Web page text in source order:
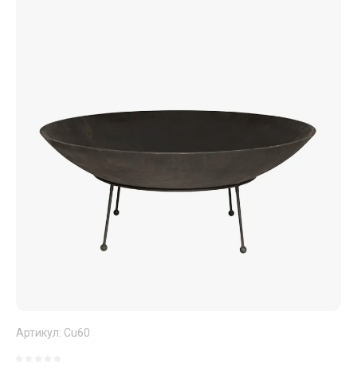
Артикул: Cu60